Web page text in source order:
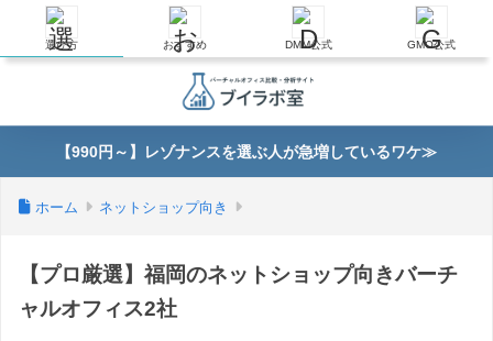
選び方 おすすめ DMM公式 GMO公式
【990円～】レゾナンスを選ぶ人が急増しているワケ≫
ホーム ネットショップ向き
【プロ厳選】福岡のネットショップ向きバーチ
ャルオフィス2社
選び方 おすすめ DMM公式 GMO公式